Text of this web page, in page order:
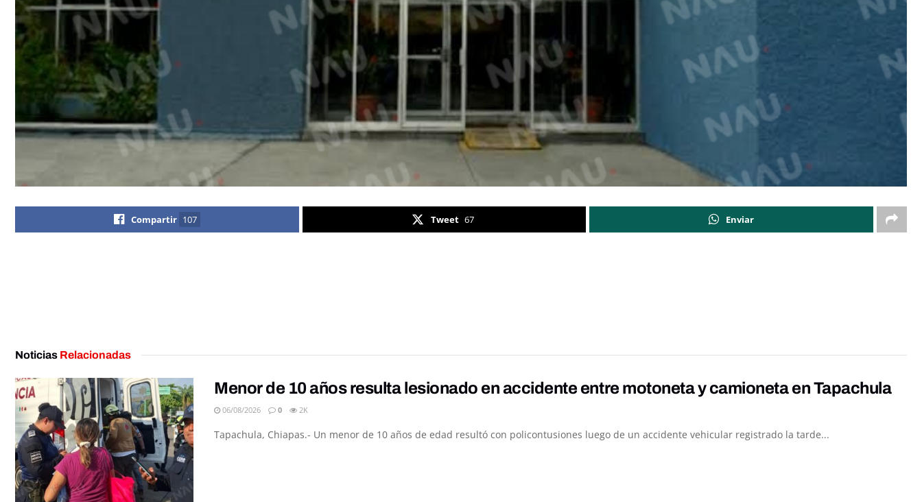
Compartir 107 Tweet 67 Enviar
Noticias Relacionadas
Menor de 10 años resulta lesionado en accidente entre motoneta y camioneta en Tapachula
06/08/2026 0 2K
Tapachula, Chiapas.- Un menor de 10 años de edad resultó con policontusiones luego de un accidente vehicular registrado la tarde...